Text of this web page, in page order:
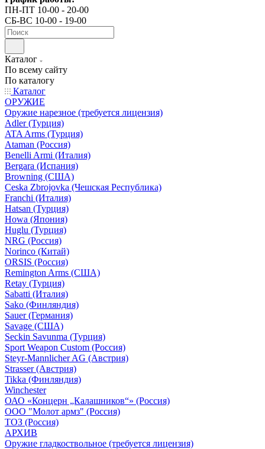
ПН-ПТ 10-00 - 20-00
СБ-ВС 10-00 - 19-00
Каталог
По всему сайту
По каталогу
Каталог
ОРУЖИЕ
Оружие нарезное (требуется лицензия)
Adler (Турция)
ATA Arms (Турция)
Ataman (Россия)
Benelli Armi (Италия)
Bergara (Испания)
Browning (США)
Ceska Zbrojovka (Чешская Республика)
Franchi (Италия)
Hatsan (Турция)
Howa (Япония)
Huglu (Турция)
NRG (Россия)
Norinco (Китай)
ORSIS (Россия)
Remington Arms (США)
Retay (Турция)
Sabatti (Италия)
Sako (Финляндия)
Sauer (Германия)
Savage (США)
Seckin Savunma (Турция)
Sport Weapon Custom (Россия)
Steyr-Mannlicher AG (Австрия)
Strasser (Австрия)
Tikka (Финляндия)
Winchester
ОАО «Концерн „Калашников“» (Россия)
ООО "Молот армз" (Россия)
ТОЗ (Россия)
АРХИВ
Оружие гладкоствольное (требуется лицензия)